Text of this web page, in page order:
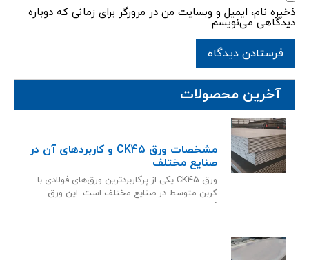
ذخیره نام، ایمیل و وبسایت من در مرورگر برای زمانی که دوباره
دیدگاهی می‌نویسم.
آخرین محصولات
مشخصات ورق CK45 و کاربردهای آن در
صنایع مختلف
ورق CK45 یکی از پرکاربردترین ورق‌های فولادی با
کربن متوسط در صنایع مختلف است. این ورق
فولادی، به